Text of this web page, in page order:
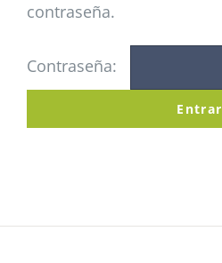
contraseña.
Contraseña: